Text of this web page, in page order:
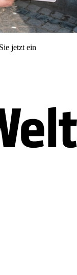
jetzt ein